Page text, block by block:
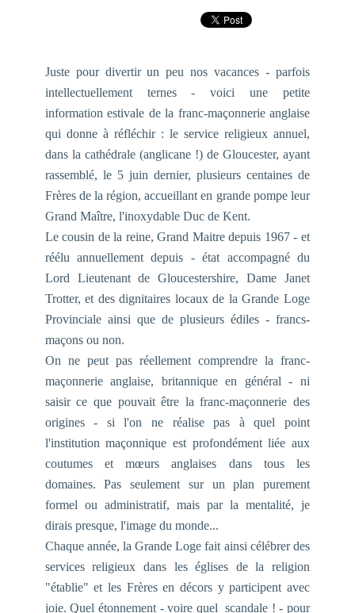
Juste pour divertir un peu nos vacances - parfois
intellectuellement ternes - voici une petite
information estivale de la franc-maçonnerie anglaise
qui donne à réfléchir : le service religieux annuel,
dans la cathédrale (anglicane !) de Gloucester, ayant
rassemblé, le 5 juin dernier, plusieurs centaines de
Frères de la région, accueillant en grande pompe leur
Grand Maître, l'inoxydable Duc de Kent.
Le cousin de la reine, Grand Maitre depuis 1967 - et
réélu annuellement depuis - état accompagné du
Lord Lieutenant de Gloucestershire, Dame Janet
Trotter, et des dignitaires locaux de la Grande Loge
Provinciale ainsi que de plusieurs édiles - francs-
maçons ou non.
On ne peut pas réellement comprendre la franc-
maçonnerie anglaise, britannique en général - ni
saisir ce que pouvait être la franc-maçonnerie des
origines - si l'on ne réalise pas à quel point
l'institution maçonnique est profondément liée aux
coutumes et mœurs anglaises dans tous les
domaines. Pas seulement sur un plan purement
formel ou administratif, mais par la mentalité, je
dirais presque, l'image du monde...
Chaque année, la Grande Loge fait ainsi célébrer des
services religieux dans les églises de la religion
"établie" et les Frères en décors y participent avec
joie. Quel étonnement - voire quel scandale ! - pour